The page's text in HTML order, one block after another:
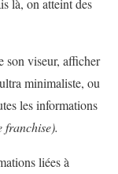
là, on atteint des
son viseur, afficher
minimaliste, ou
les informations
franchise).
liées à